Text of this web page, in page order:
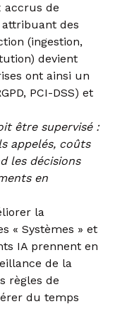
accrus de
des
(ingestion,
devient
ont ainsi un
PCI-DSS) et
être supervisé :
appelés, coûts
les décisions
en
la
« Systèmes » et
IA prennent en
de la
règles de
du temps